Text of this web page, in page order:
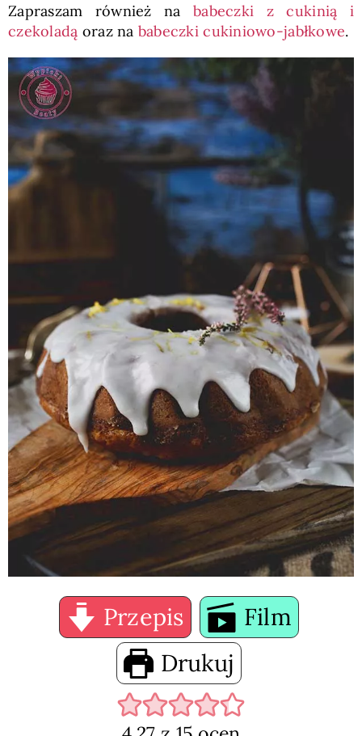
Zapraszam również nababeczki z cukinią i
czekoladą oraz na babeczki cukiniowo-jabłkowe.
Przepis
Film
Drukuj